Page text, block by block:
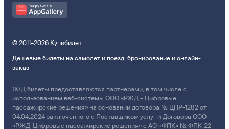
© 2011–2026 Купибилет
Дешевые билеты на самолет и поезд, бронирование и онлайн-
заказ
Ж/Д билеты предоставляются партнёрами, в том числе с
использованием веб-системы ООО «РЖД – Цифровые
пассажирские решения» на основании договора № ЦПР-1282 от
04.04.2024 заключенного с Поставщиком услуг и Договора ООО
«РЖД-Цифровые пассажирские решения» с АО «ФПК» № ФПК-22-